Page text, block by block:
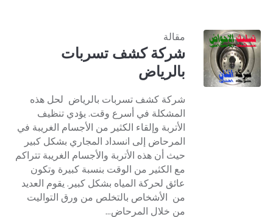
مقالة
شركة كشف تسربات
بالرياض
شركة كشف تسربات بالرياض لحل هذه
المشكلة في أسرع وقت. يؤدي تنظيف
الأتربة وإلقاء الكثير من الأجسام الغريبة في
المرحاض إلى انسداد المجاري بشكل كبير
حيث أن هذه الأتربة والأجسام الغريبة تتراكم
مع الكثير من الوقت بنسبة كبيرة وتكون
عائق لحركة المياه بشكل كبير. يقوم العديد
من الأشخاص بالتخلص من ورق التواليت
من خلال المرحاض...